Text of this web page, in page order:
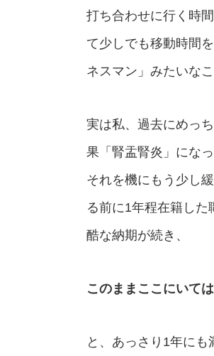
打ち合わせに行く時
て少しでも移動時間
ネスマン」みたいな
実は私、過去にめっ
果「腎盂腎炎」にな
それを機にもう少し
る前に1年程在籍し
酷な納期が続き、
このままここにいて
と、あっさり1年にも